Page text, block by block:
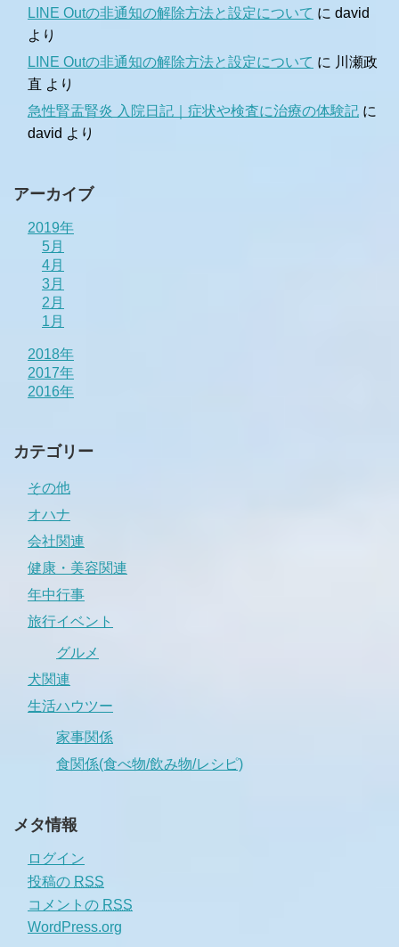
LINE Outの非通知の解除方法と設定について に david
より
LINE Outの非通知の解除方法と設定について に 川瀬政
直 より
急性腎盂腎炎 入院日記｜症状や検査に治療の体験記 に
david より
アーカイブ
2019年
5月
4月
3月
2月
1月
2018年
2017年
2016年
カテゴリー
その他
オハナ
会社関連
健康・美容関連
年中行事
旅行イベント
グルメ
犬関連
生活ハウツー
家事関係
食関係(食べ物/飲み物/レシピ)
メタ情報
ログイン
投稿の RSS
コメントの RSS
WordPress.org